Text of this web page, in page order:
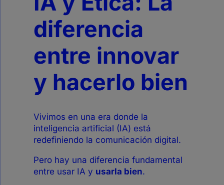
diferencia
entre innovar
y hacerlo bien
Vivimos en una era donde la
inteligencia artificial (IA) está
redefiniendo la comunicación digital.
Pero hay una diferencia fundamental
entre usar IA y usarla bien.